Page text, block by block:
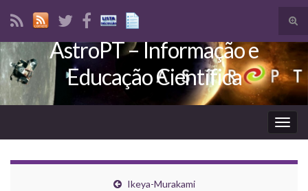
Search for:
AstroPT – Informação e
Educação Científica
Ikeya-Murakami